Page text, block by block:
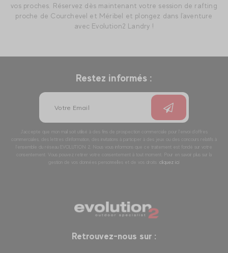
vos proches. Réservez dès maintenant votre session de rafting
proche de Courchevel et Méribel et plongez dans l'aventure
avec Evolution2 Landry !
Restez informés :
J’accepte que mon mail soit utilisé à des fins de prospection commerciale pour l’envoi d’offres
commerciales, des lettres d’information, des invitations à participer à des jeux ou des concours relatifs à
l’ensemble du réseau EVOLUTION 2. Nous vous informons que ce traitement est fondé sur votre
consentement. Vous pouvez retirer votre consentement à tout moment. Pour en savoir plus sur la
gestion de vos données personnelles et de vos droits : cliquez ici
Retrouvez-nous sur :